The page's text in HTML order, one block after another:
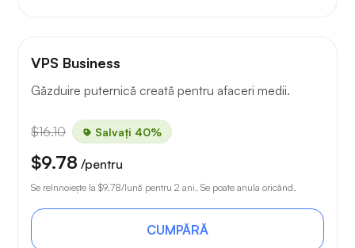
VPS Business
Găzduire puternică creată pentru afaceri medii.
$16.10 Salvați 40%
$9.78 /pentru
Se reînnoiește la $9.78/lună pentru 2 ani. Se poate anula oricând.
CUMPĂRĂ